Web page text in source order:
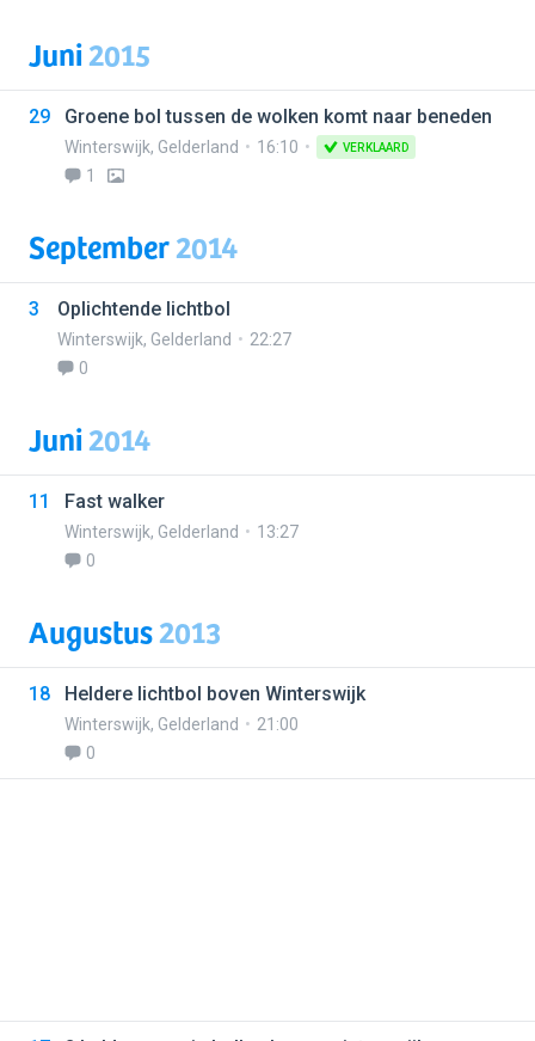
Juni2015
29 Groene bol tussen de wolken komt naar beneden
Winterswijk, Gelderland 16:10 VERKLAARD
1
September2014
3 Oplichtende lichtbol
Winterswijk, Gelderland
22:27
0
Juni2014
11 Fast walker
Winterswijk, Gelderland
13:27
0
Augustus2013
18 Heldere lichtbol boven Winterswijk
Winterswijk, Gelderland
21:00
0